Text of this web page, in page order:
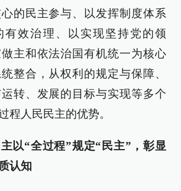
的民主参与、以发挥制度体系
有效治理、以实现坚持党的领
主和依法治国有机统一为核心
整合，从权利的规定与保障、
转、发展的目标与实现等多个
程人民民主的优势。
以“全过程”规定“民主”，彰显
认知